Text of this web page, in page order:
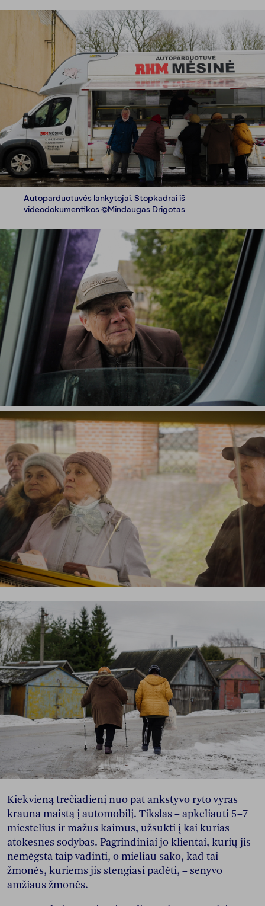
Autoparduotuvės lankytojai. Stopkadrai iš
videodokumentikos ©Mindaugas Drigotas
Kiekvieną trečiadienį nuo pat ankstyvo ryto vyras
krauna maistą į automobilį. Tikslas – apkeliauti 5–7
miestelius ir mažus kaimus, užsukti į kai kurias
atokesnes sodybas. Pagrindiniai jo klientai, kurių jis
nemėgsta taip vadinti, o mieliau sako, kad tai
žmonės, kuriems jis stengiasi padėti, – senyvo
amžiaus žmonės.